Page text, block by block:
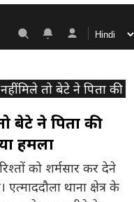
मिले तो बेटे ने पिता की
बेटे ने पिता की
हमला
को शर्मसार कर देने
थाना क्षेत्र के